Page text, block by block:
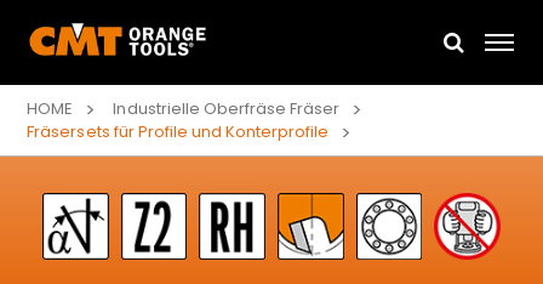
HOME
Industrielle Oberfräse Fräser
Fräsersets für Profile und Konterprofile